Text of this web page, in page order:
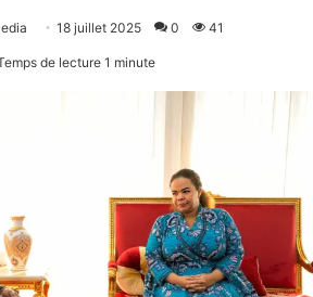
18 juillet 2025 0 41
de lecture 1 minute